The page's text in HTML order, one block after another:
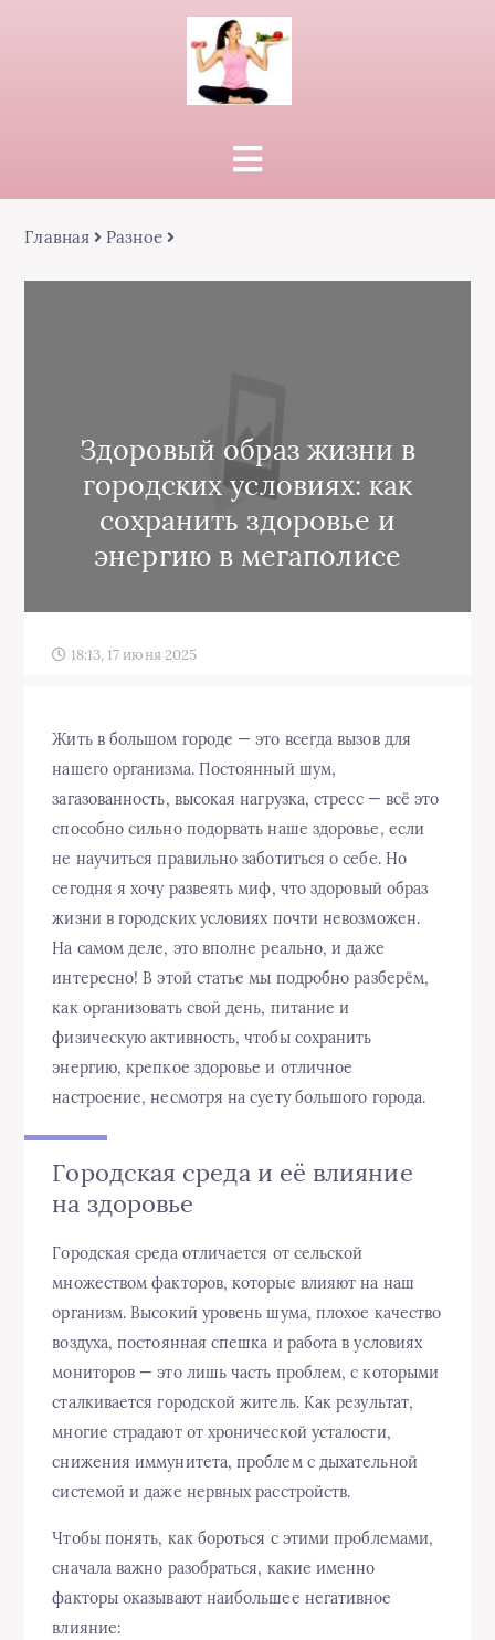
Главная Разное
Здоровый образ жизни в
городских условиях: как
сохранить здоровье и
энергию в мегаполисе
18:13, 17 июня 2025
Жить в большом городе — это всегда вызов для
нашего организма. Постоянный шум,
загазованность, высокая нагрузка, стресс — всё это
способно сильно подорвать наше здоровье, если
не научиться правильно заботиться о себе. Но
сегодня я хочу развеять миф, что здоровый образ
жизни в городских условиях почти невозможен.
На самом деле, это вполне реально, и даже
интересно! В этой статье мы подробно разберём,
как организовать свой день, питание и
физическую активность, чтобы сохранить
энергию, крепкое здоровье и отличное
настроение, несмотря на суету большого города.
Городская среда и её влияние
на здоровье
Городская среда отличается от сельской
множеством факторов, которые влияют на наш
организм. Высокий уровень шума, плохое качество
воздуха, постоянная спешка и работа в условиях
мониторов — это лишь часть проблем, с которыми
сталкивается городской житель. Как результат,
многие страдают от хронической усталости,
снижения иммунитета, проблем с дыхательной
системой и даже нервных расстройств.
Чтобы понять, как бороться с этими проблемами,
сначала важно разобраться, какие именно
факторы оказывают наибольшее негативное
влияние: